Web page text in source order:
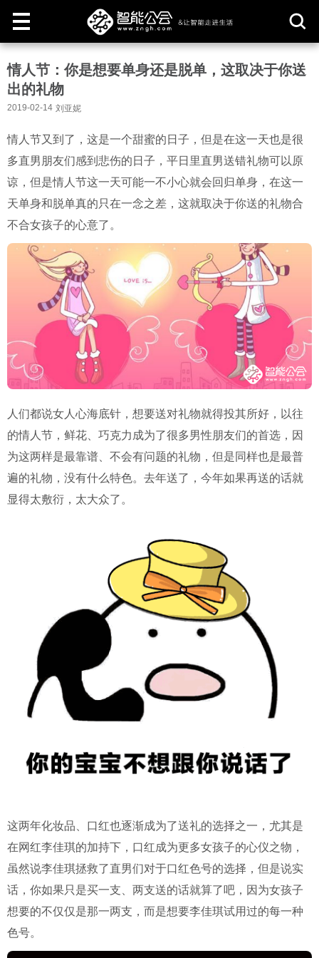
取
情人节：你是想要单身还是脱单，这取决于你送
出的礼物
2019-02-14 刘亚妮
情人节又到了，这是一个甜蜜的日子，但是在这一天也是很
多直男朋友们感到悲伤的日子，平日里直男送错礼物可以原
谅，但是情人节这一天可能一不小心就会回归单身，在这一
天单身和脱单真的只在一念之差，这就取决于你送的礼物合
不合女孩子的心意了。
人们都说女人心海底针，想要送对礼物就得投其所好，以往
的情人节，鲜花、巧克力成为了很多男性朋友们的首选，因
为这两样是最靠谱、不会有问题的礼物，但是同样也是最普
遍的礼物，没有什么特色。去年送了，今年如果再送的话就
显得太敷衍，太大众了。
这两年化妆品、口红也逐渐成为了送礼的选择之一，尤其是
在网红李佳琪的加持下，口红成为更多女孩子的心仪之物，
虽然说李佳琪拯救了直男们对于口红色号的选择，但是说实
话，你如果只是买一支、两支送的话就算了吧，因为女孩子
想要的不仅仅是那一两支，而是想要李佳琪试用过的每一种
色号。